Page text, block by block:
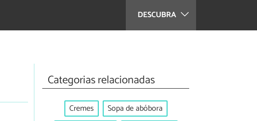
DESCUBRA
Categorias relacionadas
Cremes
Sopa de abóbora